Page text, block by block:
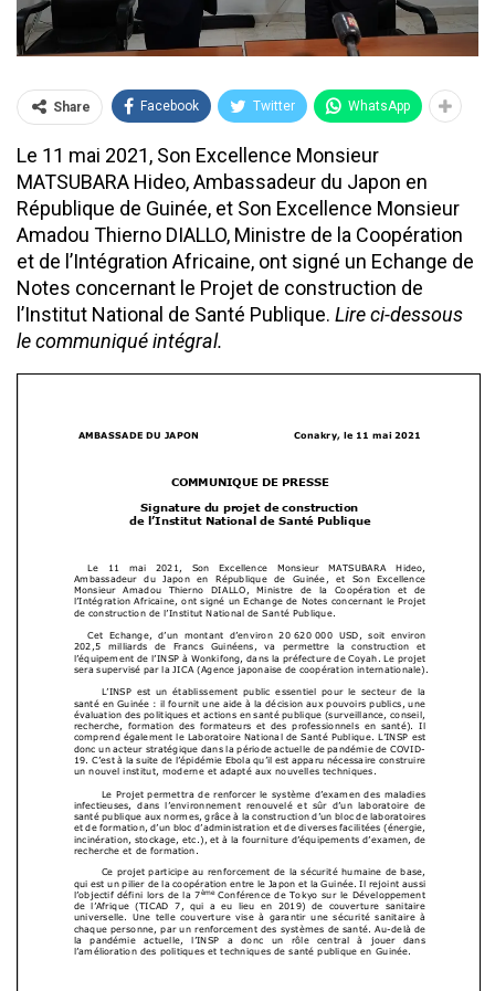
Share Facebook Twitter WhatsApp
Le 11 mai 2021, Son Excellence Monsieur
MATSUBARA Hideo, Ambassadeur du Japon en
République de Guinée, et Son Excellence Monsieur
Amadou Thierno DIALLO, Ministre de la Coopération
et de l’Intégration Africaine, ont signé un Echange de
Notes concernant le Projet de construction de
l’Institut National de Santé Publique. Lire ci-dessous
le communiqué intégral.